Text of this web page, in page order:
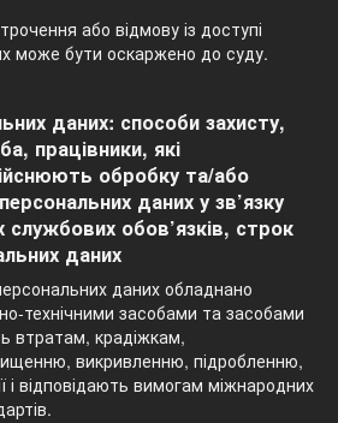
або відмову із доступі
може бути оскаржено до суду.
даних: способи захисту,
працівники, які
обробку та/або
даних у зв’язку
службових обов’язків, строк
даних
даних обладнано
технічними засобами та засобами
втратам, крадіжкам,
викривленню, підробленню,
і відповідають вимогам міжнародних